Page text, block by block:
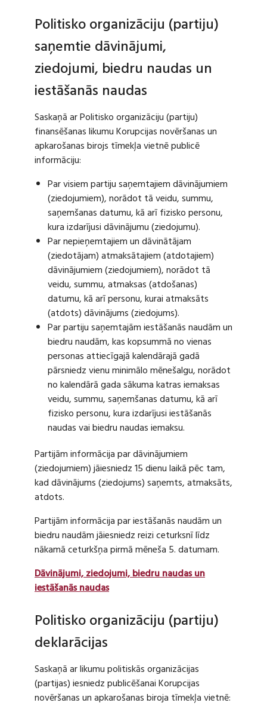
Politisko organizāciju (partiju)
saņemtie dāvinājumi,
ziedojumi, biedru naudas un
iestāšanās naudas
Saskaņā ar Politisko organizāciju (partiju)
finansēšanas likumu Korupcijas novēršanas un
apkarošanas birojs tīmekļa vietnē publicē
informāciju:
Par visiem partiju saņemtajiem dāvinājumiem
(ziedojumiem), norādot tā veidu, summu,
saņemšanas datumu, kā arī fizisko personu,
kura izdarījusi dāvinājumu (ziedojumu).
Par nepieņemtajiem un dāvinātājam
(ziedotājam) atmaksātajiem (atdotajiem)
dāvinājumiem (ziedojumiem), norādot tā
veidu, summu, atmaksas (atdošanas)
datumu, kā arī personu, kurai atmaksāts
(atdots) dāvinājums (ziedojums).
Par partiju saņemtajām iestāšanās naudām un
biedru naudām, kas kopsummā no vienas
personas attiecīgajā kalendārajā gadā
pārsniedz vienu minimālo mēnešalgu, norādot
no kalendārā gada sākuma katras iemaksas
veidu, summu, saņemšanas datumu, kā arī
fizisko personu, kura izdarījusi iestāšanās
naudas vai biedru naudas iemaksu.
Partijām informācija par dāvinājumiem
(ziedojumiem) jāiesniedz 15 dienu laikā pēc tam,
kad dāvinājums (ziedojums) saņemts, atmaksāts,
atdots.
Partijām informācija par iestāšanās naudām un
biedru naudām jāiesniedz reizi ceturksnī līdz
nākamā ceturkšņa pirmā mēneša 5. datumam.
Dāvinājumi, ziedojumi, biedru naudas un
iestāšanās naudas
Politisko organizāciju (partiju)
deklarācijas
Saskaņā ar likumu politiskās organizācijas
(partijas) iesniedz publicēšanai Korupcijas
novēršanas un apkarošanas biroja tīmekļa vietnē: